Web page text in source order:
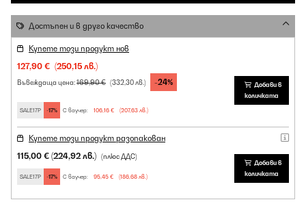
Достъпен и в друго качество
Купете този продукт нов
127,90 € (250,15 лв.)
Въвеждаща цена:169,90 € (332,30 лв.) -24%
SALE17P -17% С ваучер: 106,16 € (207,63 лв.)
Добави в
количката
Купете този продукт разопакован
115,00 € (224,92 лв.) (плюс ДДС)
SALE17P -17% С ваучер: 95,45 € (186,68 лв.)
Добави в
количката